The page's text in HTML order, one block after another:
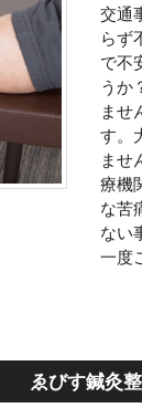
交通
らず
で不
うか
ませ
す。
ませ
療機
な苦
ない
一度
ゑびす鍼灸